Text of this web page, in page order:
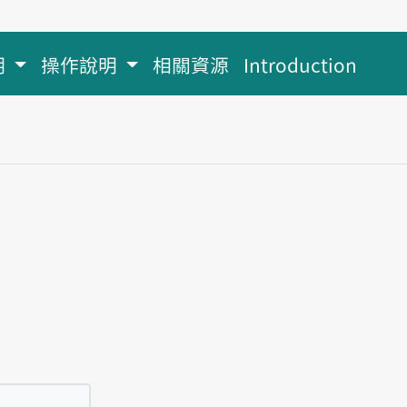
操作說明 相關資源 Introduction